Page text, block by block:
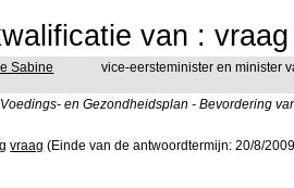
van :
Sabine
vice-eersteminister en minister
en Gezondheidsplan - Bevordering
vraag (Einde van de antwoordtermijn: 20/8/